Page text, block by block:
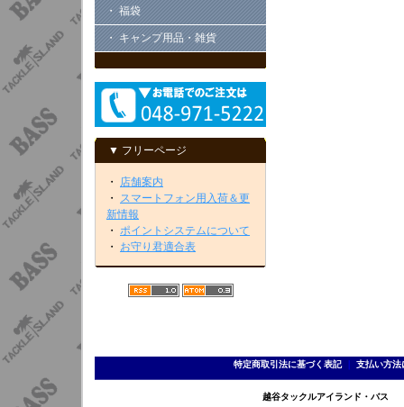
・ 福袋
・ キャンプ用品・雑貨
▼ フリーページ
・ 店舗案内
・ スマートフォン用入荷＆更
新情報
・ ポイントシステムについて
・ お守り君適合表
特定商取引法に基づく表記｜ 支払い方法
越谷タックルアイランド・バ